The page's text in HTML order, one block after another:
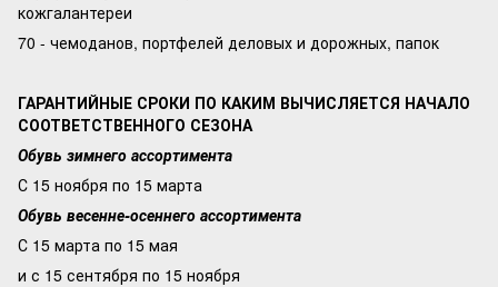
кожгалантереи
70 - чемоданов, портфелей деловых и дорожных, папок
ГАРАНТИЙНЫЕ СРОКИ ПО КАКИМ ВЫЧИСЛЯЕТСЯ НАЧАЛО
СООТВЕТСТВЕННОГО СЕЗОНА
Обувь зимнего ассортимента
С 15 ноября по 15 марта
Обувь весенне-осеннего ассортимента
С 15 марта по 15 мая
и с 15 сентября по 15 ноября